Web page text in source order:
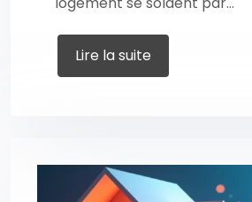
Lire la suite